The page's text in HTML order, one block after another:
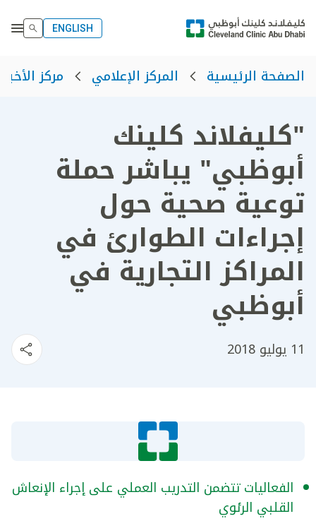
ENGLISH
الصفحة الرئيسية المركز الإعلامي مركز الأخبار
"كليفلاند كلينك
أبوظبي" يباشر حملة
توعية صحية حول
إجراءات الطوارئ في
المراكز التجارية في
أبوظبي
11 يوليو 2018
الفعاليات تتضمن التدريب العملي على إجراء الإنعاش
القلبي الرئوي